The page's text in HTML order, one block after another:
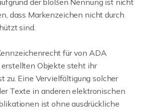
der bloßen Nennung ist nicht
dass Markenzeichen nicht durch
sind.
für von ADA
erstellten Objekte steht ihr
zu. Eine Vervielfältigung solcher
Texte in anderen elektronischen
ist ohne ausdrückliche